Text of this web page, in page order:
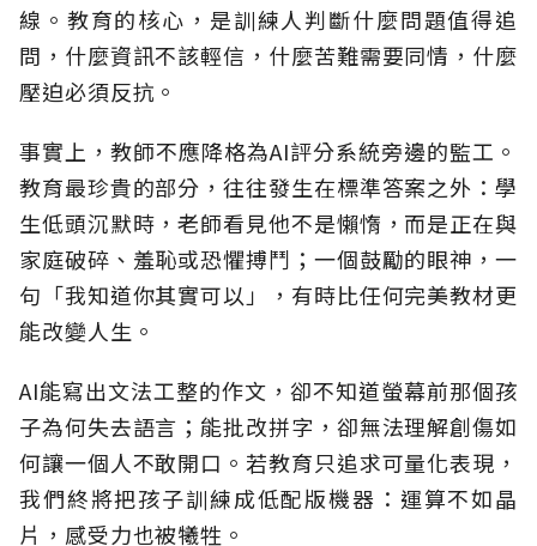
線。教育的核心，是訓練人判斷什麼問題值得追
問，什麼資訊不該輕信，什麼苦難需要同情，什麼
壓迫必須反抗。
事實上，教師不應降格為AI評分系統旁邊的監工。
教育最珍貴的部分，往往發生在標準答案之外：學
生低頭沉默時，老師看見他不是懶惰，而是正在與
家庭破碎、羞恥或恐懼搏鬥；一個鼓勵的眼神，一
句「我知道你其實可以」，有時比任何完美教材更
能改變人生。
AI能寫出文法工整的作文，卻不知道螢幕前那個孩
子為何失去語言；能批改拼字，卻無法理解創傷如
何讓一個人不敢開口。若教育只追求可量化表現，
我們終將把孩子訓練成低配版機器：運算不如晶
片，感受力也被犧牲。